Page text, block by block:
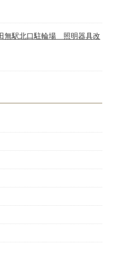
無駅北口駐輪場 照明器具改